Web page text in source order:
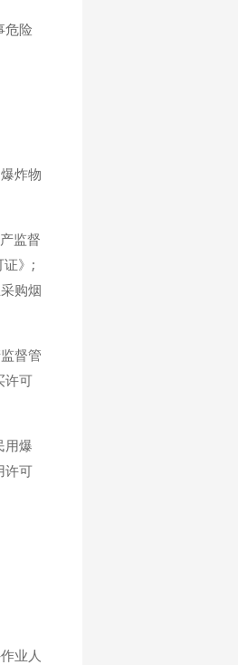
危险
炸物
监督
证》;
购烟
督管
许可
用爆
许可
业人